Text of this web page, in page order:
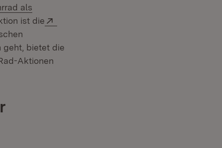
als
ist die
geht, bietet die
Aktionen